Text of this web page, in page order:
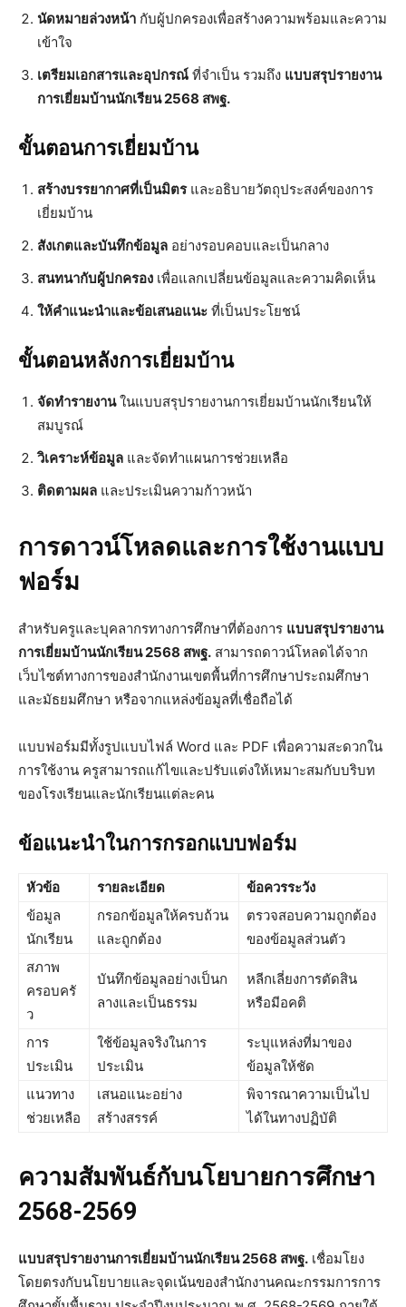
นัดหมายล่วงหน้า กับผู้ปกครองเพื่อสร้างความพร้อมและความ
เข้าใจ
เตรียมเอกสารและอุปกรณ์ ที่จำเป็น รวมถึง แบบสรุปรายงาน
การเยี่ยมบ้านนักเรียน 2568 สพฐ.
ขั้นตอนการเยี่ยมบ้าน
สร้างบรรยากาศที่เป็นมิตรและอธิบายวัตถุประสงค์ของการ
เยี่ยมบ้าน
สังเกตและบันทึกข้อมูล อย่างรอบคอบและเป็นกลาง
สนทนากับผู้ปกครอง เพื่อแลกเปลี่ยนข้อมูลและความคิดเห็น
ให้คำแนะนำและข้อเสนอแนะ ที่เป็นประโยชน์
ขั้นตอนหลังการเยี่ยมบ้าน
จัดทำรายงานในแบบสรุปรายงานการเยี่ยมบ้านนักเรียนให้
สมบูรณ์
วิเคราะห์ข้อมูล และจัดทำแผนการช่วยเหลือ
ติดตามผล และประเมินความก้าวหน้า
การดาวน์โหลดและการใช้งานแบบ
ฟอร์ม
สำหรับครูและบุคลากรทางการศึกษาที่ต้องการ แบบสรุปรายงาน
การเยี่ยมบ้านนักเรียน 2568 สพฐ. สามารถดาวน์โหลดได้จาก
เว็บไซต์ทางการของสำนักงานเขตพื้นที่การศึกษาประถมศึกษา
และมัธยมศึกษา หรือจากแหล่งข้อมูลที่เชื่อถือได้
แบบฟอร์มมีทั้งรูปแบบไฟล์ Word และ PDF เพื่อความสะดวกใน
การใช้งาน ครูสามารถแก้ไขและปรับแต่งให้เหมาะสมกับบริบท
ของโรงเรียนและนักเรียนแต่ละคน
ข้อแนะนำในการกรอกแบบฟอร์ม
หัวข้อ รายละเอียด
ข้อควรระวัง
ข้อมูล
นักเรียน
กรอกข้อมูลให้ครบถ้วน
และถูกต้อง
ตรวจสอบความถูกต้อง
ของข้อมูลส่วนตัว
สภาพ
ครอบครั
ว
บันทึกข้อมูลอย่างเป็นก
ลางและเป็นธรรม
หลีกเลี่ยงการตัดสิน
หรือมีอคติ
การ
ประเมิน
ใช้ข้อมูลจริงในการ
ประเมิน
ระบุแหล่งที่มาของ
ข้อมูลให้ชัด
แนวทาง
ช่วยเหลือ
เสนอแนะอย่าง
สร้างสรรค์
พิจารณาความเป็นไป
ได้ในทางปฏิบัติ
ความสัมพันธ์กับนโยบายการศึกษา
2568-2569
แบบสรุปรายงานการเยี่ยมบ้านนักเรียน 2568 สพฐ. เชื่อมโยง
โดยตรงกับนโยบายและจุดเน้นของสำนักงานคณะกรรมการการ